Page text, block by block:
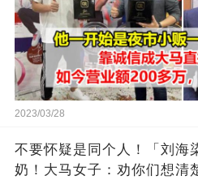
2023/03/28
不要怀疑是同个人！「刘海
奶！大马女子：劝你们想清